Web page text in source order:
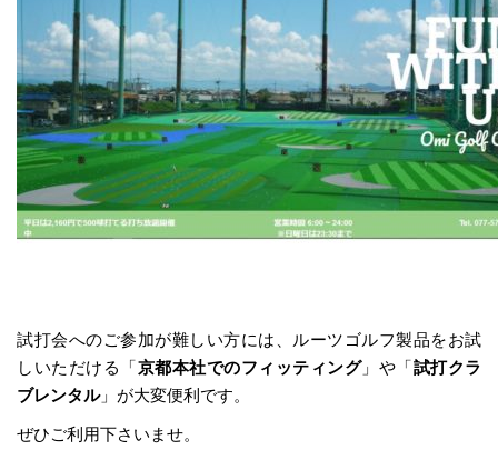
試打会へのご参加が難しい方には、ルーツゴルフ製品をお試
しいただける「京都本社でのフィッティング」や「試打クラ
ブレンタル」が大変便利です。
ぜひご利用下さいませ。